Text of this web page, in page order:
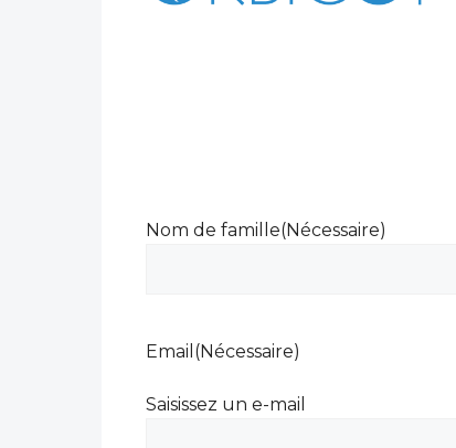
Nom de famille(Nécessaire)
Email (Nécessaire)
Saisissez un e-mail